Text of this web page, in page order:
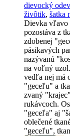
dievocký odev
živôtik, šatka
Dievka vľavo
pozostáva z
zdobenej
pásikavých
nazývanú
na voľný
vedľa nej má
"geceľu" a
zvaný
rukávcoch.
"geceľa" aj
oblečené
"geceľu",